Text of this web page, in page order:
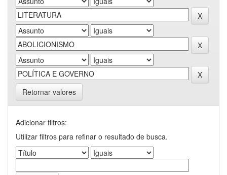
Retornar valores
Adicionar filtros:
Utilizar filtros para refinar o resultado de busca.